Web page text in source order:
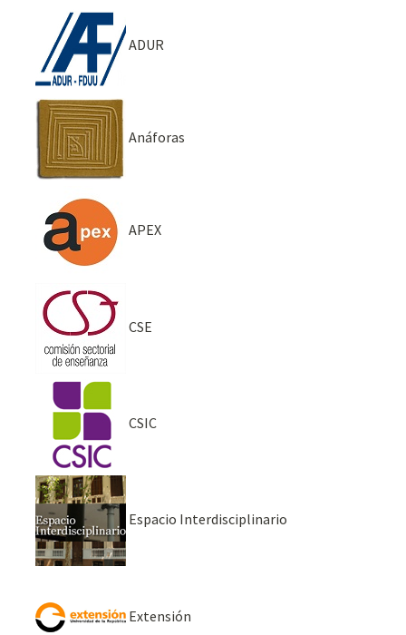
ADUR
Anáforas
APEX
CSE
CSIC
Espacio Interdisciplinario
Extensión